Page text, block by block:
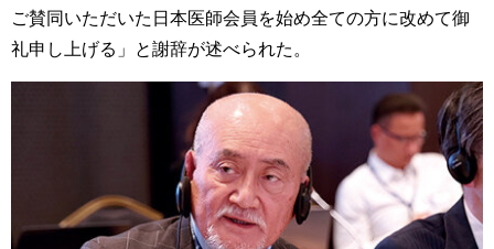
ご賛同いただいた日本医師会員を始め全ての方に改めて御
礼申し上げる」と謝辞が述べられた。